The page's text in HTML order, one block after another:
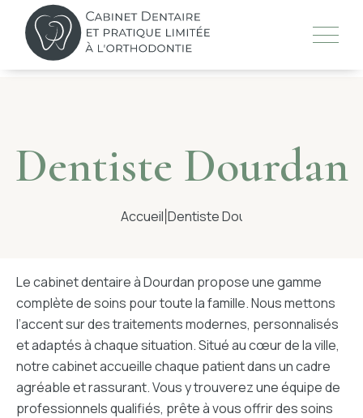
content
L’ÉQUIPE
TECHNOLOGIES
CONSEILS
PORTAIL PATIENT
Dentiste Dourdan
Accueil Dentiste Dourdan
Le cabinet dentaire à Dourdan propose une gamme
complète de soins pour toute la famille. Nous mettons
l’accent sur des traitements modernes, personnalisés
et adaptés à chaque situation. Situé au cœur de la ville,
notre cabinet accueille chaque patient dans un cadre
agréable et rassurant. Vous y trouverez une équipe de
professionnels qualifiés, prête à vous offrir des soins